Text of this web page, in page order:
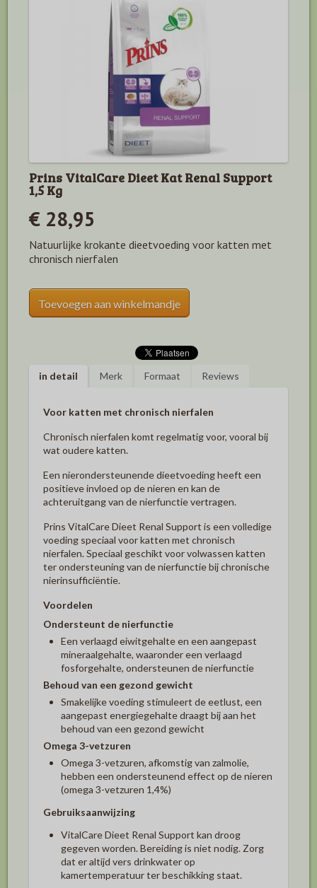
Prins VitalCare Dieet Kat Renal Support
1,5 Kg
€ 28,95
Natuurlijke krokante dieetvoeding voor katten met
chronisch nierfalen
Toevoegen aan winkelmandje
in detail Merk Formaat Reviews
Voor katten met chronisch nierfalen
Chronisch nierfalen komt regelmatig voor, vooral bij
wat oudere katten.
Een nierondersteunende dieetvoeding heeft een
positieve invloed op de nieren en kan de
achteruitgang van de nierfunctie vertragen.
Prins VitalCare Dieet Renal Support is een volledige
voeding speciaal voor katten met chronisch
nierfalen. Speciaal geschikt voor volwassen katten
ter ondersteuning van de nierfunctie bij chronische
nierinsufficiëntie.
Voordelen
Ondersteunt de nierfunctie
Een verlaagd eiwitgehalte en een aangepast
mineraalgehalte, waaronder een verlaagd
fosforgehalte, ondersteunen de nierfunctie
Behoud van een gezond gewicht
Smakelijke voeding stimuleert de eetlust, een
aangepast energiegehalte draagt bij aan het
behoud van een gezond gewicht
Omega 3-vetzuren
Omega 3-vetzuren, afkomstig van zalmolie,
hebben een ondersteunend effect op de nieren
(omega 3-vetzuren 1,4%)
Gebruiksaanwijzing
VitalCare Dieet Renal Support kan droog
gegeven worden. Bereiding is niet nodig. Zorg
dat er altijd vers drinkwater op
kamertemperatuur ter beschikking staat.